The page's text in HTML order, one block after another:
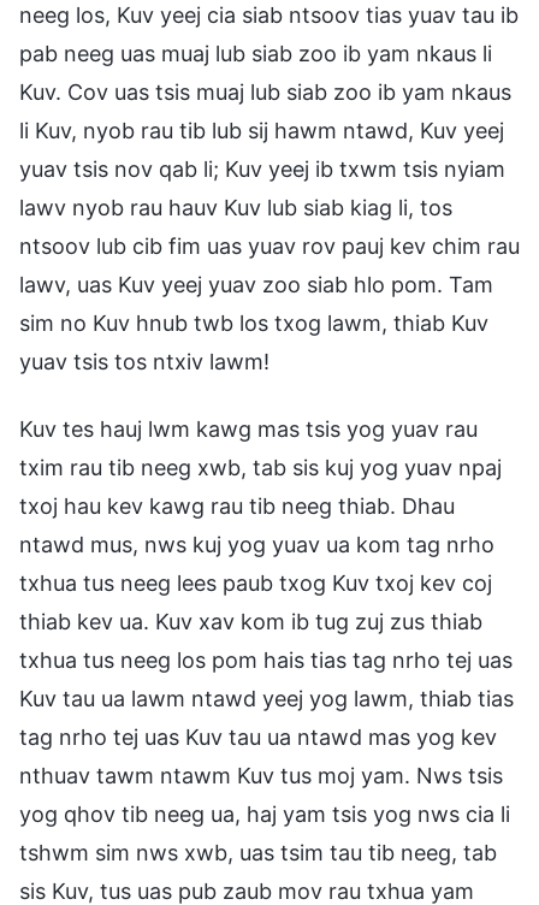
neeg los, Kuv yeej cia siab ntsoov tias yuav tau ib
pab neeg uas muaj lub siab zoo ib yam nkaus li
Kuv. Cov uas tsis muaj lub siab zoo ib yam nkaus
li Kuv, nyob rau tib lub sij hawm ntawd, Kuv yeej
yuav tsis nov qab li; Kuv yeej ib txwm tsis nyiam
lawv nyob rau hauv Kuv lub siab kiag li, tos
ntsoov lub cib fim uas yuav rov pauj kev chim rau
lawv, uas Kuv yeej yuav zoo siab hlo pom. Tam
sim no Kuv hnub twb los txog lawm, thiab Kuv
yuav tsis tos ntxiv lawm!
Kuv tes hauj lwm kawg mas tsis yog yuav rau
txim rau tib neeg xwb, tab sis kuj yog yuav npaj
txoj hau kev kawg rau tib neeg thiab. Dhau
ntawd mus, nws kuj yog yuav ua kom tag nrho
txhua tus neeg lees paub txog Kuv txoj kev coj
thiab kev ua. Kuv xav kom ib tug zuj zus thiab
txhua tus neeg los pom hais tias tag nrho tej uas
Kuv tau ua lawm ntawd yeej yog lawm, thiab tias
tag nrho tej uas Kuv tau ua ntawd mas yog kev
nthuav tawm ntawm Kuv tus moj yam. Nws tsis
yog qhov tib neeg ua, haj yam tsis yog nws cia li
tshwm sim nws xwb, uas tsim tau tib neeg, tab
sis Kuv, tus uas pub zaub mov rau txhua yam